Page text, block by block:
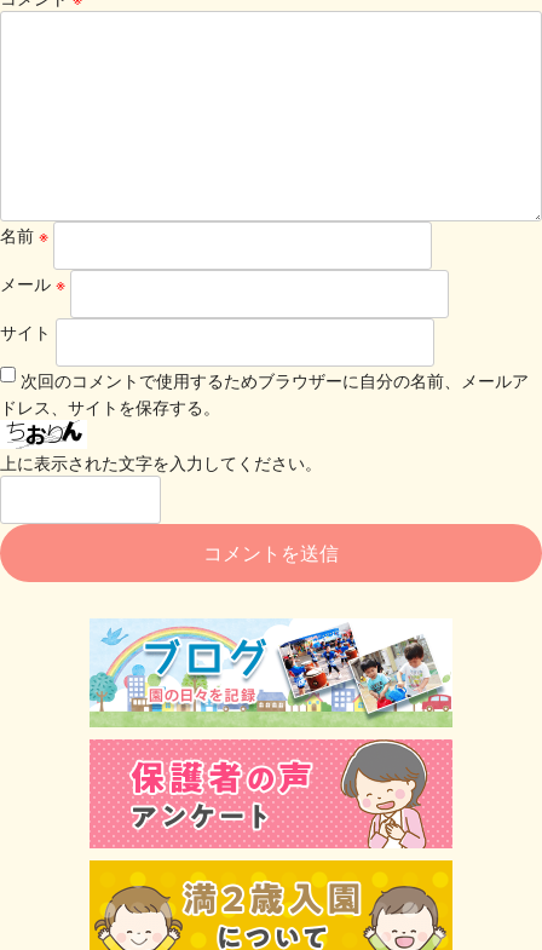
名前 ※
メール ※
サイト
次回のコメントで使用するためブラウザーに自分の名前、メールア
ドレス、サイトを保存する。
上に表示された文字を入力してください。